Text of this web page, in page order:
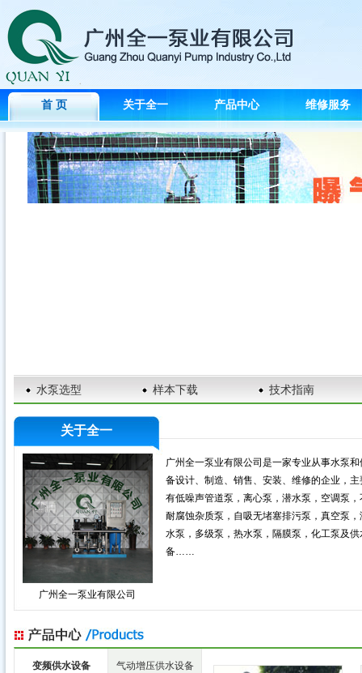
首 页 关于全一 产品中心 维修服务
水泵选型 样本下载 技术指南
关于全一
广州全一泵业有限公司
广州全一泵业有限公司是一家专业从事水泵和
备设计、制造、销售、安装、维修的企业，主
有低噪声管道泵，离心泵，潜水泵，空调泵，
耐腐蚀杂质泵，自吸无堵塞排污泵，真空泵，
水泵，多级泵，热水泵，隔膜泵，化工泵及供
备……
变频供水设备 气动增压供水设备